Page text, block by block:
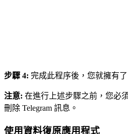
步驟 4: 完成此程序後，您就擁有了
注意: 在進行上述步驟之前，您必
刪除 Telegram 訊息。
使用資料復原應用程式